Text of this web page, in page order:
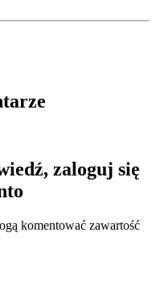
zaloguj się
komentować zawartość